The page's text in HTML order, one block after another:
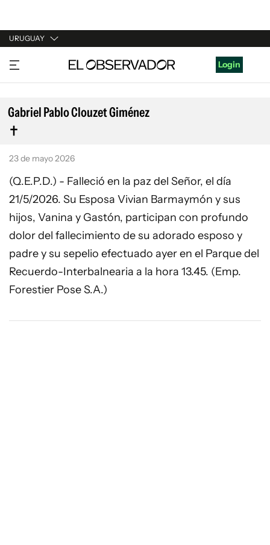
URUGUAY
URUGUAY
ARGENTINA
ESPAÑA
ESTADOS UNIDOS
Login
Gabriel Pablo Clouzet Giménez
23 de mayo 2026
(Q.E.P.D.) - Falleció en la paz del Señor, el día
21/5/2026. Su Esposa Vivian Barmaymón y sus
hijos, Vanina y Gastón, participan con profundo
dolor del fallecimiento de su adorado esposo y
padre y su sepelio efectuado ayer en el Parque del
Recuerdo-Interbalnearia a la hora 13.45. (Emp.
Forestier Pose S.A.)